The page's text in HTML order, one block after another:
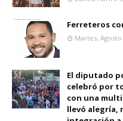
Ferreteros
Martes, Agosto
El diputado
celebró por
con una
llevó alegría,